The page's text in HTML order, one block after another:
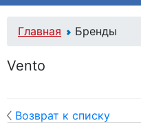
Главная Бренды
Vento
Возврат к списку